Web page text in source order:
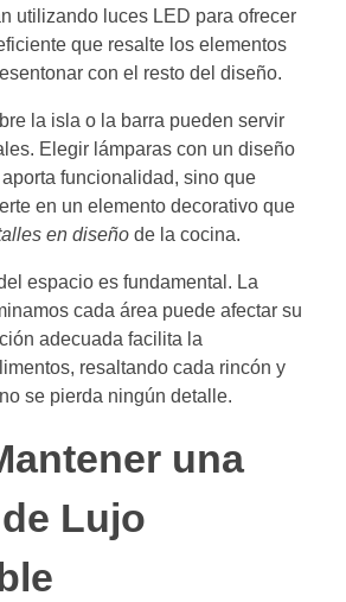
utilizando luces LED para ofrecer
que resalte los elementos
con el resto del diseño.
la isla o la barra pueden servir
Elegir lámparas con un diseño
funcionalidad, sino que
en un elemento decorativo que
en diseño de la cocina.
espacio es fundamental. La
cada área puede afectar su
adecuada facilita la
resaltando cada rincón y
se pierda ningún detalle.
una
Lujo